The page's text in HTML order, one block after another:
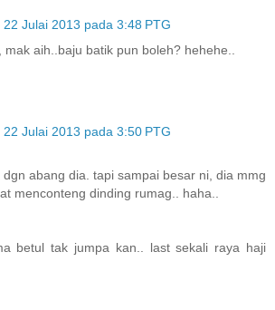
22 Julai 2013 pada 3:48 PTG
, mak aih..baju batik pun boleh? hehehe..
22 Julai 2013 pada 3:50 PTG
dgn abang dia. tapi sampai besar ni, dia mmg
menconteng dinding rumag.. haha..
betul tak jumpa kan.. last sekali raya haji